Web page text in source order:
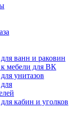
ванн и раковин
мебели для ВК
унитазов
кабин и уголков